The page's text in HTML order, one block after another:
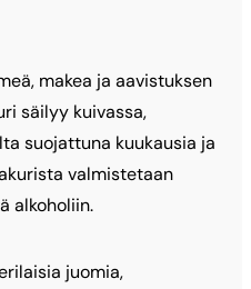
makea ja aavistuksen
säilyy kuivassa,
suojattuna kuukausia ja
valmistetaan
alkoholiin.
juomia,